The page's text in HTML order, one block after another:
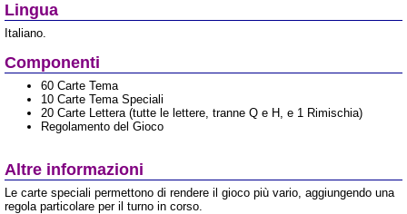
Lingua
Italiano.
Componenti
60 Carte Tema
10 Carte Tema Speciali
20 Carte Lettera (tutte le lettere, tranne Q e H, e 1 Rimischia)
Regolamento del Gioco
Altre informazioni
Le carte speciali permettono di rendere il gioco più vario, aggiungendo una
regola particolare per il turno in corso.